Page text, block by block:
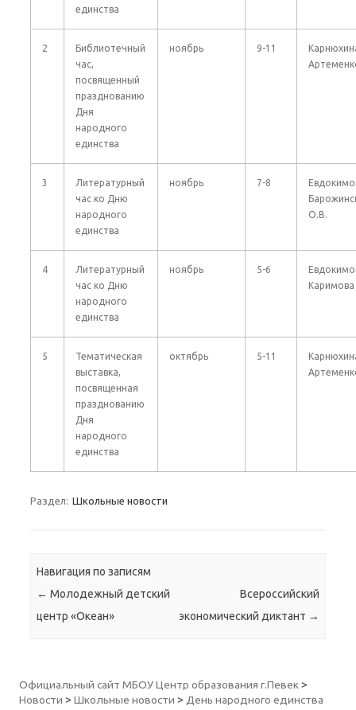
единства
2
Библиотечный
час,
посвященный
празднованию
Дня
народного
единства
ноябрь 9-11
3
Литературный
час ко Дню
народного
единства
ноябрь 7-8
О.В.
4
Литературный
час ко Дню
народного
единства
ноябрь 5-6
Каримова
5
Тематическая
выставка,
посвященная
празднованию
Дня
народного
единства
октябрь 5-11
Раздел: Школьные новости
Навигация по записям
← Молодежный детский
центр «Океан»
Всероссийский
экономический диктант →
Официальный сайт МБОУ Центр образования г.Певек>
Новости > Школьные новости > День народного единства